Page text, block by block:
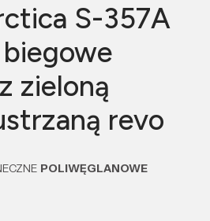
S-357A
zieloną
revo
POLIWĘGLANOWE